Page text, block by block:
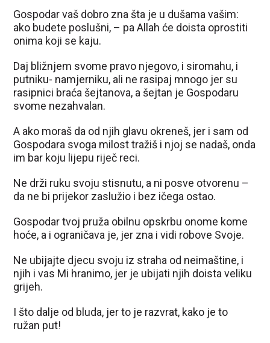
Gospodar vaš dobro zna šta je u dušama vašim:
ako budete poslušni, – pa Allah će doista oprostiti
onima koji se kaju.
Daj bližnjem svome pravo njegovo, i siromahu, i
putniku- namjerniku, ali ne rasipaj mnogo jer su
rasipnici braća šejtanova, a šejtan je Gospodaru
svome nezahvalan.
A ako moraš da od njih glavu okreneš, jer i sam od
Gospodara svoga milost tražiš i njoj se nadaš, onda
im bar koju lijepu riječ reci.
Ne drži ruku svoju stisnutu, a ni posve otvorenu –
da ne bi prijekor zaslužio i bez ičega ostao.
Gospodar tvoj pruža obilnu opskrbu onome kome
hoće, a i ograničava je, jer zna i vidi robove Svoje.
Ne ubijajte djecu svoju iz straha od neimaštine, i
njih i vas Mi hranimo, jer je ubijati njih doista veliku
grijeh.
I što dalje od bluda, jer to je razvrat, kako je to
ružan put!